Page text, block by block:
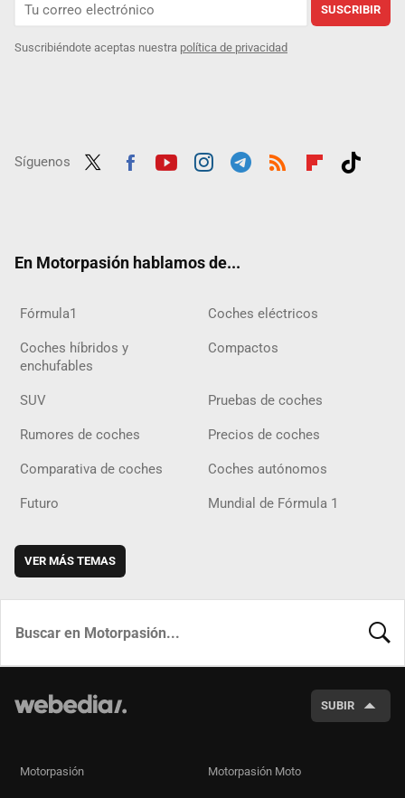
SUSCRIBIR
Suscribiéndote aceptas nuestra política de privacidad
Síguenos
En Motorpasión hablamos de...
Fórmula1 Coches eléctricos
Coches híbridos y
enchufables
Compactos
SUV Pruebas de coches
Rumores de coches Precios de coches
Comparativa de coches Coches autónomos
Futuro Mundial de Fórmula 1
VER MÁS TEMAS
SUBIR
Motorpasión Motorpasión Moto